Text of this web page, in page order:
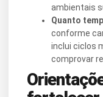
ambientais
Quanto
conforme
inclui ciclos
comprovar